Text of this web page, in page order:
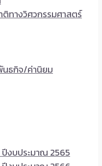
ทางวิศวกรรมศาสตร์
ธกิจ/ค่านิยม
งบประมาณ 2565